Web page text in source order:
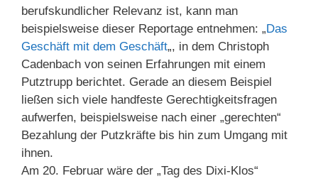
berufskundlicher Relevanz ist, kann man
beispielsweise dieser Reportage entnehmen: „ Das
Geschäft mit dem Geschäft„, in dem Christoph
Cadenbach von seinen Erfahrungen mit einem
Putztrupp berichtet. Gerade an diesem Beispiel
ließen sich viele handfeste Gerechtigkeitsfragen
aufwerfen, beispielsweise nach einer „gerechten“
Bezahlung der Putzkräfte bis hin zum Umgang mit
ihnen.
Am 20. Februar wäre der „Tag des Dixi-Klos“